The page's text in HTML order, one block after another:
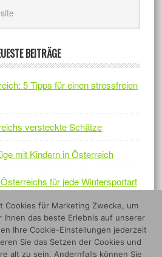
BEITRÄGE
5 Tipps für einen stressfreien
versteckte Schätze
mit Kindern in Österreich
für jede Wintersportart
– Fünf Nationalparks, die sich
Cookies für Marketing Zwecke, um
Ihnen das beste Erlebnis auf unserer
Ihre Cookie-Einstellungen jederzeit
Sie das Setzen der Cookies und
alt zu sein. Andernfalls können Sie